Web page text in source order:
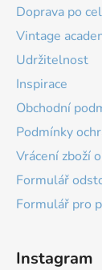
Doprava po
Vintage
Udržitelnost
Inspirace
Obchodní
Podmínky
Vrácení zboží
Formulář
Formulář pro
Instagram